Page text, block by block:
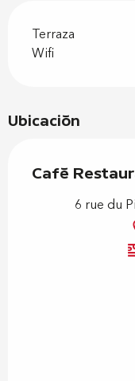
Terraza
Wifi
Ubicación
Café
6 rue du